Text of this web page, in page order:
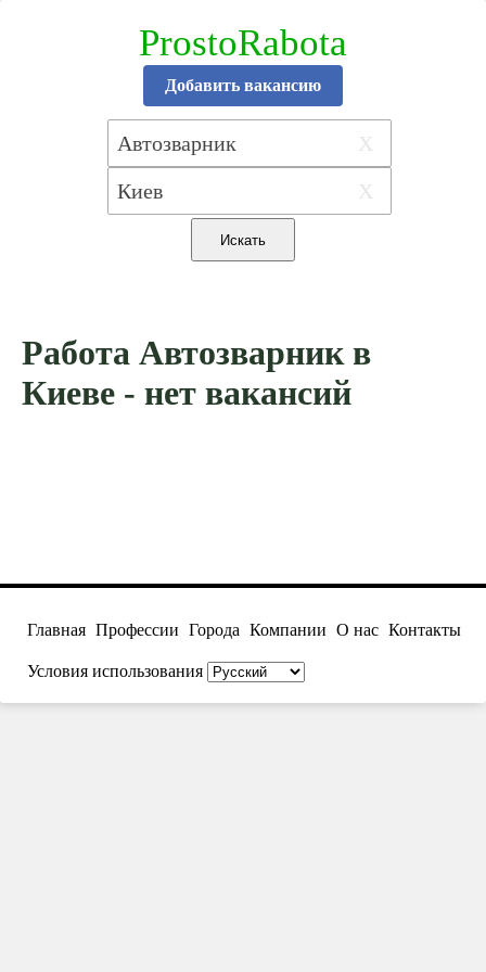
ProstoRabota
Добавить вакансию
X
X
Работа Автозварник в
Киеве - нет вакансий
Главная Профессии Города Компании О нас Контакты
Условия использования